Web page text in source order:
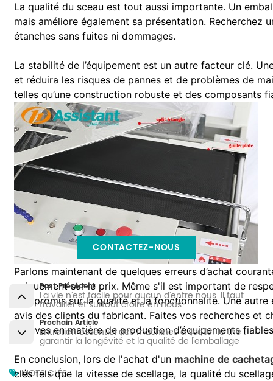
La qualité du sceau est tout aussi importante. Un
mais améliore également sa présentation. Recherchez
étanches sans fuites ni dommages.
La stabilité de l’équipement est un autre facteur clé.
et réduira les risques de pannes et de problèmes de
telles qu’une construction robuste et des composants
Parlons maintenant de quelques erreurs d’achat
uniquement sur le prix. Même s'il est important de
compromis sur la qualité et la fonctionnalité. Une
avis des clients du fabricant. Faites vos recherches et
preuves en matière de production d’équipements
En conclusion, lors de l'achat d'unmachine de
clés tels que la vitesse de scellage, la qualité du
CONTACTEZ-NOUS
Post Précédent
La vie n’est facile pour aucun d’entre nous. Il faut
travailler et surtout croire en nous.
Prochain Article
Entretien essentiel des machines à sceller le thé :
garantir la longévité et la qualité de l'emballage
MOTS CLÉS :